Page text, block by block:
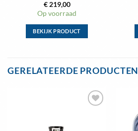
€219,00
Op voorraad
BEKIJK PRODUCT
meerdere
gekozen
GERELATEERDE PRODUCTEN